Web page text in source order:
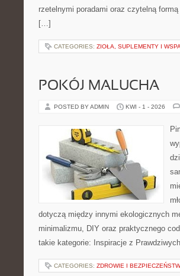
rzetelnymi poradami oraz czytelną
[…]
CATEGORIES: ZIOŁA, SUPLEMENTY I
POKÓJ MALUCHA
POSTED BY ADMIN KWI - 1 - 2026
dotyczą między innymi ekologicznych
minimalizmu, DIY oraz praktycznego
takie kategorie: Inspiracje z
CATEGORIES: ZDROWIE I